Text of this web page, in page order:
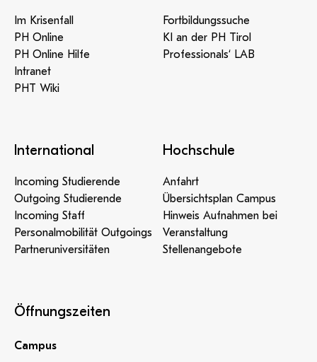
Im Krisenfall
PH Online
PH Online Hilfe
Intranet
PHT Wiki
Fortbildungssuche
KI an der PH Tirol
Professionals‘ LAB
International
Incoming Studierende
Outgoing Studierende
Incoming Staff
Personalmobilität Outgoings
Partneruniversitäten
Hochschule
Anfahrt
Übersichtsplan Campus
Hinweis Aufnahmen bei
Veranstaltung
Stellenangebote
Öffnungszeiten
Campus